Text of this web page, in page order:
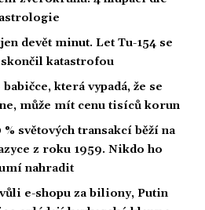
astrologie
devět minut. Let Tu-154 se
katastrofou
která vypadá, že se
může mít cenu tisíců korun
% světových transakcí běží na
z roku 1959. Nikdo ho
nahradit
e-shopu za biliony, Putin